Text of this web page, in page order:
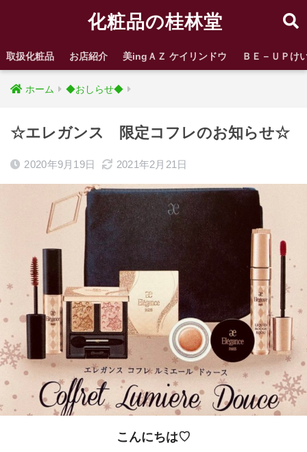
化粧品の桂林堂
取扱化粧品 お店紹介 美ingＡＺ ケイリンドウ ＢＥ－ＵＰけ
ホーム ◆おしらせ◆
☆エレガンス 限定コフレのお知らせ☆
2020年9月19日 2021年2月21日
こんにちは♡